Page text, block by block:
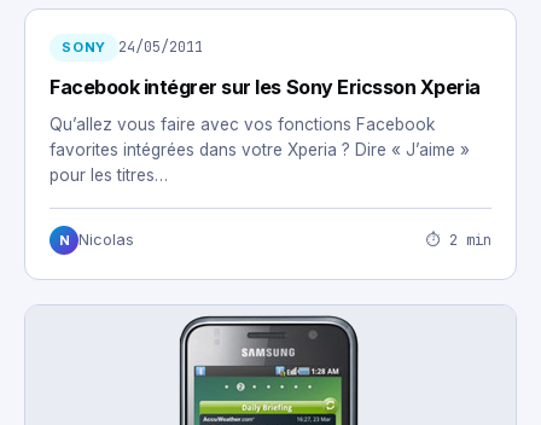
SONY 24/05/2011
Facebook intégrer sur les Sony Ericsson Xperia
Qu’allez vous faire avec vos fonctions Facebook
favorites intégrées dans votre Xperia ? Dire « J’aime »
pour les titres…
N Nicolas ⏱ 2 min